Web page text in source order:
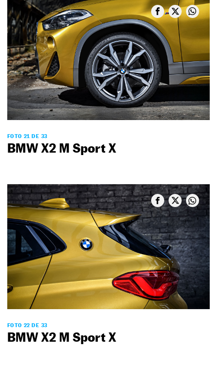
FOTO 21 DE 33
BMW X2 M Sport X
FOTO 22 DE 33
BMW X2 M Sport X